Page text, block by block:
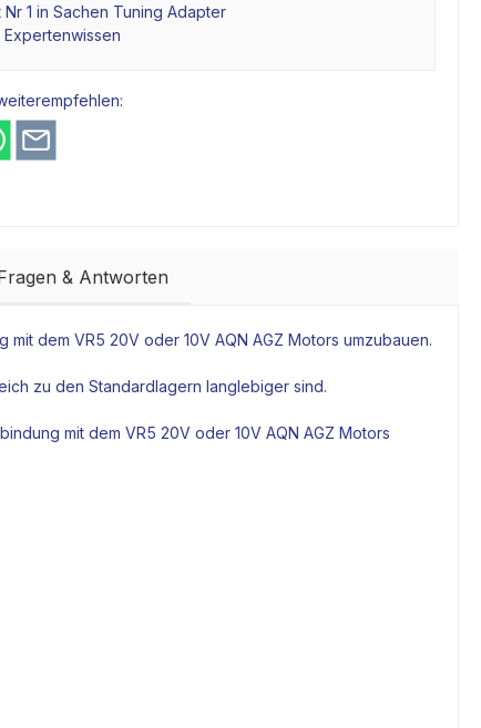
Nr 1 in Sachen Tuning Adapter
Expertenwissen
& Antworten
mit dem VR5 20V oder 10V AQN AGZ Motors umzubauen.
zu den Standardlagern langlebiger sind.
mit dem VR5 20V oder 10V AQN AGZ Motors